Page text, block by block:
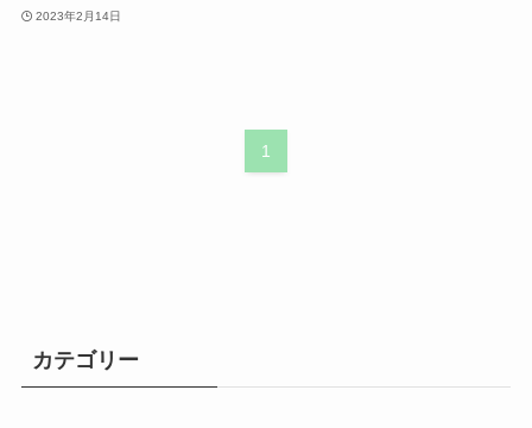
2023年2月14日
1
カテゴリー